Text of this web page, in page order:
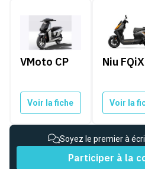
VMoto CP
VMoto CP
Voir la fiche
Niu FQiX
Niu FQiX
Voir la
Soyez le premier à
Participer à la